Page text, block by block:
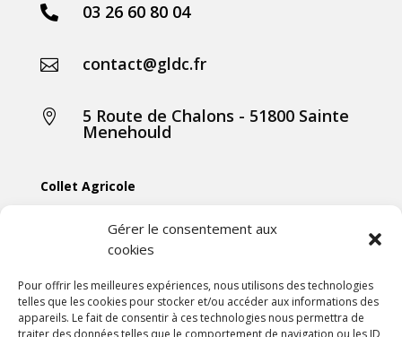
Gérer le consentement aux
cookies
Pour offrir les meilleures expériences, nous utilisons des technologies
telles que les cookies pour stocker et/ou accéder aux informations des
appareils. Le fait de consentir à ces technologies nous permettra de
traiter des données telles que le comportement de navigation ou les ID
 03 26 60 80 04
 contact@gldc.fr
 5 Route de Chalons - 51800 Sainte
Menehould
Collet Agricole
Collet Motoculture
Collet Élevage
Les actus